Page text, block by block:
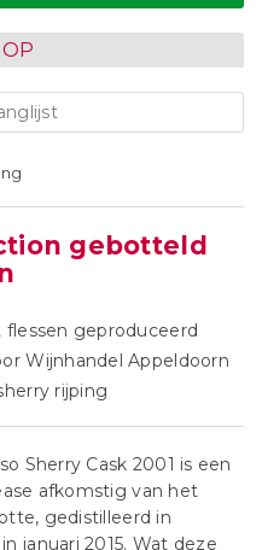
gebotteld
flessen geproduceerd
Wijnhandel Appeldoorn
rijping
Sherry Cask 2001 is een
afkomstig van het
gedistilleerd in
januari 2015. Wat deze